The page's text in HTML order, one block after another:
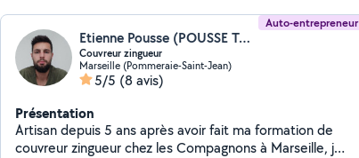
Auto-entrepreneur
Etienne Pousse (POUSSE TOIT (ep couv zinc))
Couvreur zingueur
Marseille (Pommeraie-Saint-Jean)
5/5 (8 avis)
Présentation
Artisan depuis 5 ans après avoir fait ma formation de
couvreur zingueur chez les Compagnons à Marseille, je